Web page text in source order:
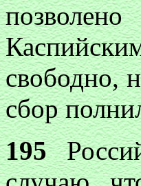
свободно,
сбор
195